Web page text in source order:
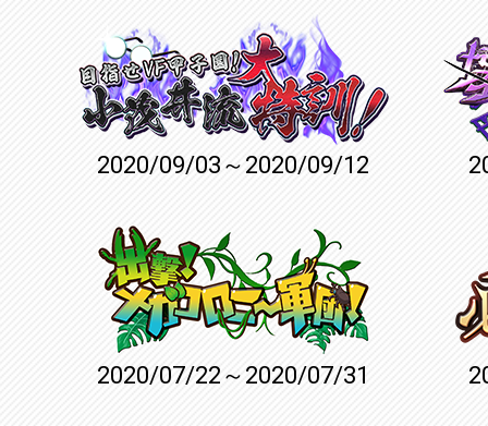
2020/09/03～2020/09/12
2020/07/22～2020/07/31